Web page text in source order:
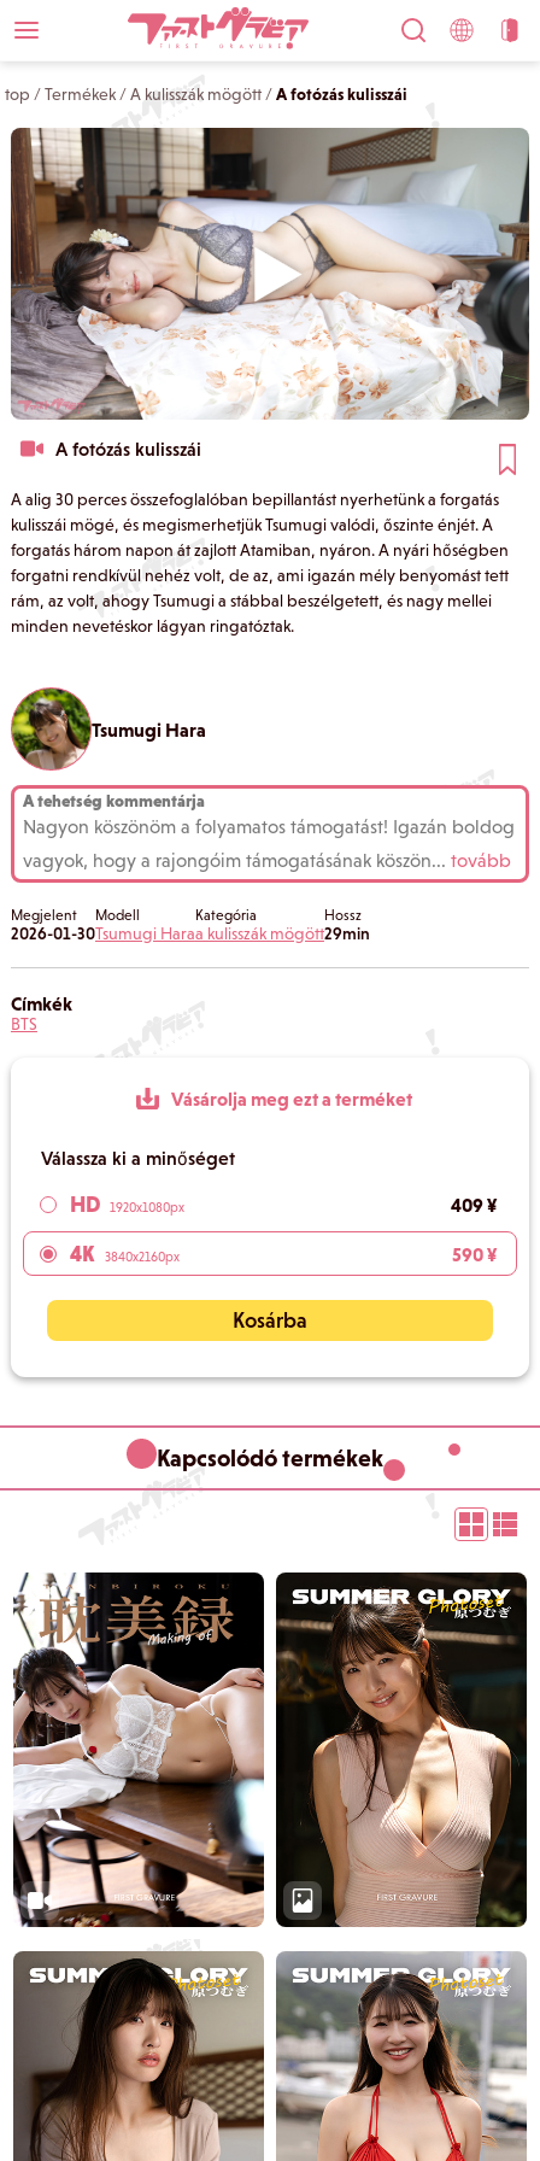
top /Termékek /A kulisszák mögött /A fotózás kulisszái
A fotózás kulisszái
A alig 30 perces összefoglalóban bepillantást nyerhetünk a forgatás
kulisszái mögé, és megismerhetjük Tsumugi valódi, őszinte énjét. A
forgatás három napon át zajlott Atamiban, nyáron. A nyári hőségben
forgatni rendkívül nehéz volt, de az, ami igazán mély benyomást tett
rám, az volt, ahogy Tsumugi a stábbal beszélgetett, és nagy mellei
minden nevetéskor lágyan ringatóztak.
Tsumugi Hara
A tehetség kommentárja
Nagyon köszönöm a folyamatos támogatást! Igazán boldog
vagyok, hogy a rajongóim támogatásának köszön... tovább
Megjelent
2026-01-30
Modell
Tsumugi Hara
Kategória
a kulisszák mögött
Hossz
29min
Címkék
BTS
Vásárolja meg ezt a terméket
Válassza ki a minőséget
HD 1920x1080px 409 ¥
4K 3840x2160px 590 ¥
Kosárba
Kapcsolódó termékek